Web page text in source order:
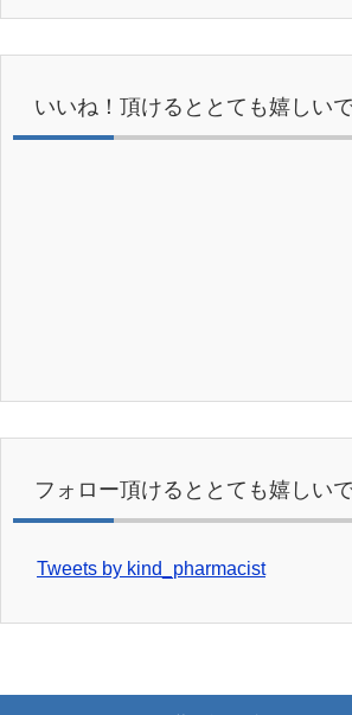
いいね！頂けるととても嬉しい
フォロー頂けるととても嬉しい
Tweets by kind_pharmacist